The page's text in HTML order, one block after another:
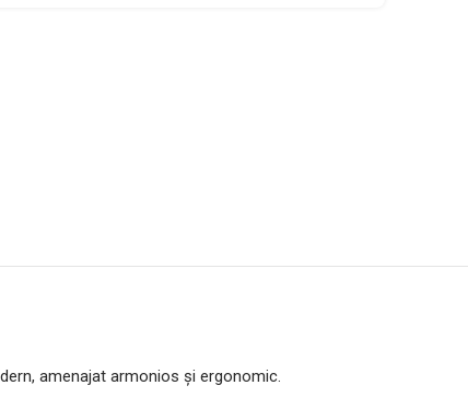
amenajat armonios și ergonomic.